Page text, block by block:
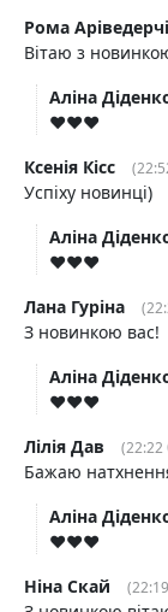
Рома Аріведерчі
Вітаю з
Аліна
♥️♥️♥️
Ксенія Кісс
Успіху новинці)
Аліна
♥️♥️♥️
Лана Гуріна
З новинкою вас!
Аліна
♥️♥️♥️
Лілія Дав
(22:22
Бажаю
Аліна
♥️♥️♥️
Ніна Скай